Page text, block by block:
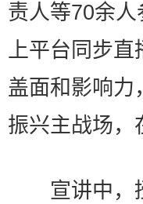
责人等70余
上平台同步直
盖面和影响力
振兴主战场，
宣讲中，授